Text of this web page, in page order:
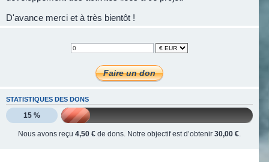
D'avance merci et à très bientôt !
STATISTIQUES DES DONS
15 %
Nous avons reçu4,50 € de dons. Notre objectif est d’obtenir30,00 €.